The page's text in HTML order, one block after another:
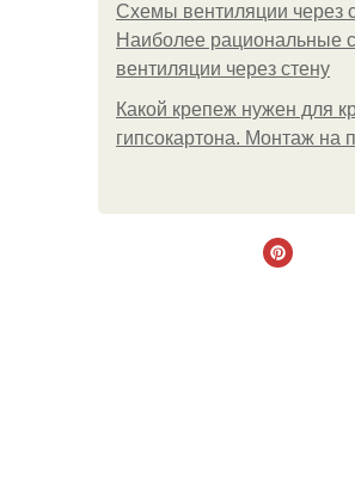
Схемы вентиляции через
Наиболее рациональные
вентиляции через стену
Какой крепеж нужен для
гипсокартона. Монтаж на